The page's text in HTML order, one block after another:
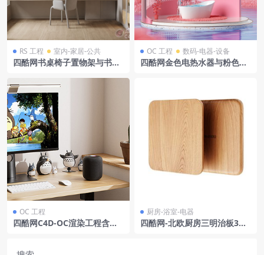
RS 工程 室内-家居-公共
四酷网书桌椅子置物架与书房
OC 工程 数码-电器-设备
四酷网金色电热水器与粉色梦
OC 工程
四酷网C4D-OC渲染工程含显
窗户桌面灯
厨房-浴室-电器
四酷网-北欧厨房三明治板3D